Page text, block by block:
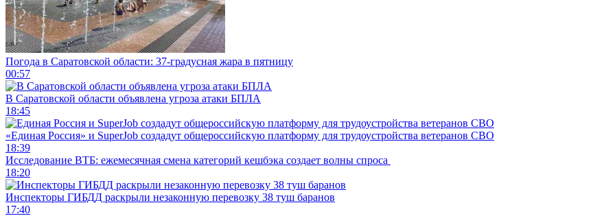
Погода в Саратовской области: 37-градусная жара в пятницу
00:57
В Саратовской области объявлена угроза атаки БПЛА
18:45
«Единая Россия» и SuperJob создадут общероссийскую платформу для трудоустройства ветеранов СВО
18:39
Исследование ВТБ: ежемесячная смена категорий кешбэка создает волны спроса
18:20
Инспекторы ГИБДД раскрыли незаконную перевозку 38 туш баранов
17:40